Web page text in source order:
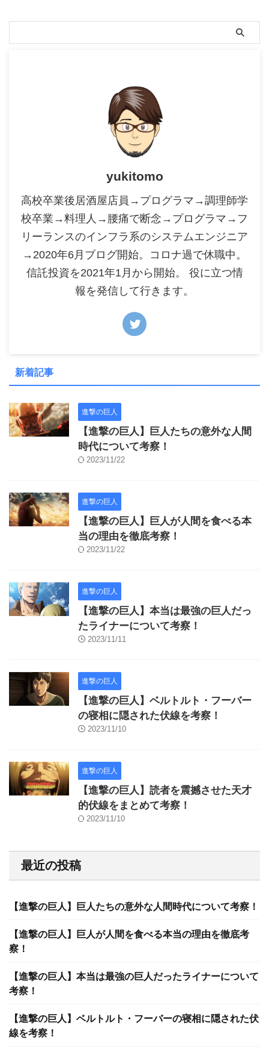
yukitomo
高校卒業後居酒屋店員→プログラマ→調理師学
校卒業→料理人→腰痛で断念→プログラマ→フ
リーランスのインフラ系のシステムエンジニア
→2020年6月ブログ開始。コロナ過で休職中。
信託投資を2021年1月から開始。 役に立つ情
報を発信して行きます。
新着記事
進撃の巨人
【進撃の巨人】巨人たちの意外な人間
時代について考察！
2023/11/22
進撃の巨人
【進撃の巨人】巨人が人間を食べる本
当の理由を徹底考察！
2023/11/22
進撃の巨人
【進撃の巨人】本当は最強の巨人だっ
たライナーについて考察！
2023/11/11
進撃の巨人
【進撃の巨人】ベルトルト・フーバー
の寝相に隠された伏線を考察！
2023/11/10
進撃の巨人
【進撃の巨人】読者を震撼させた天才
的伏線をまとめて考察！
2023/11/10
最近の投稿
【進撃の巨人】巨人たちの意外な人間時代について考察！
【進撃の巨人】巨人が人間を食べる本当の理由を徹底考
察！
【進撃の巨人】本当は最強の巨人だったライナーについて
考察！
【進撃の巨人】ベルトルト・フーバーの寝相に隠された伏
線を考察！